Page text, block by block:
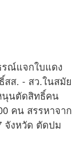
รณ์แจกใบแดง
ส. - สว.ในสมัย
นุนตัดสิทธิ์คน
คน สรรหาจาก
จังหวัด ตัดปม